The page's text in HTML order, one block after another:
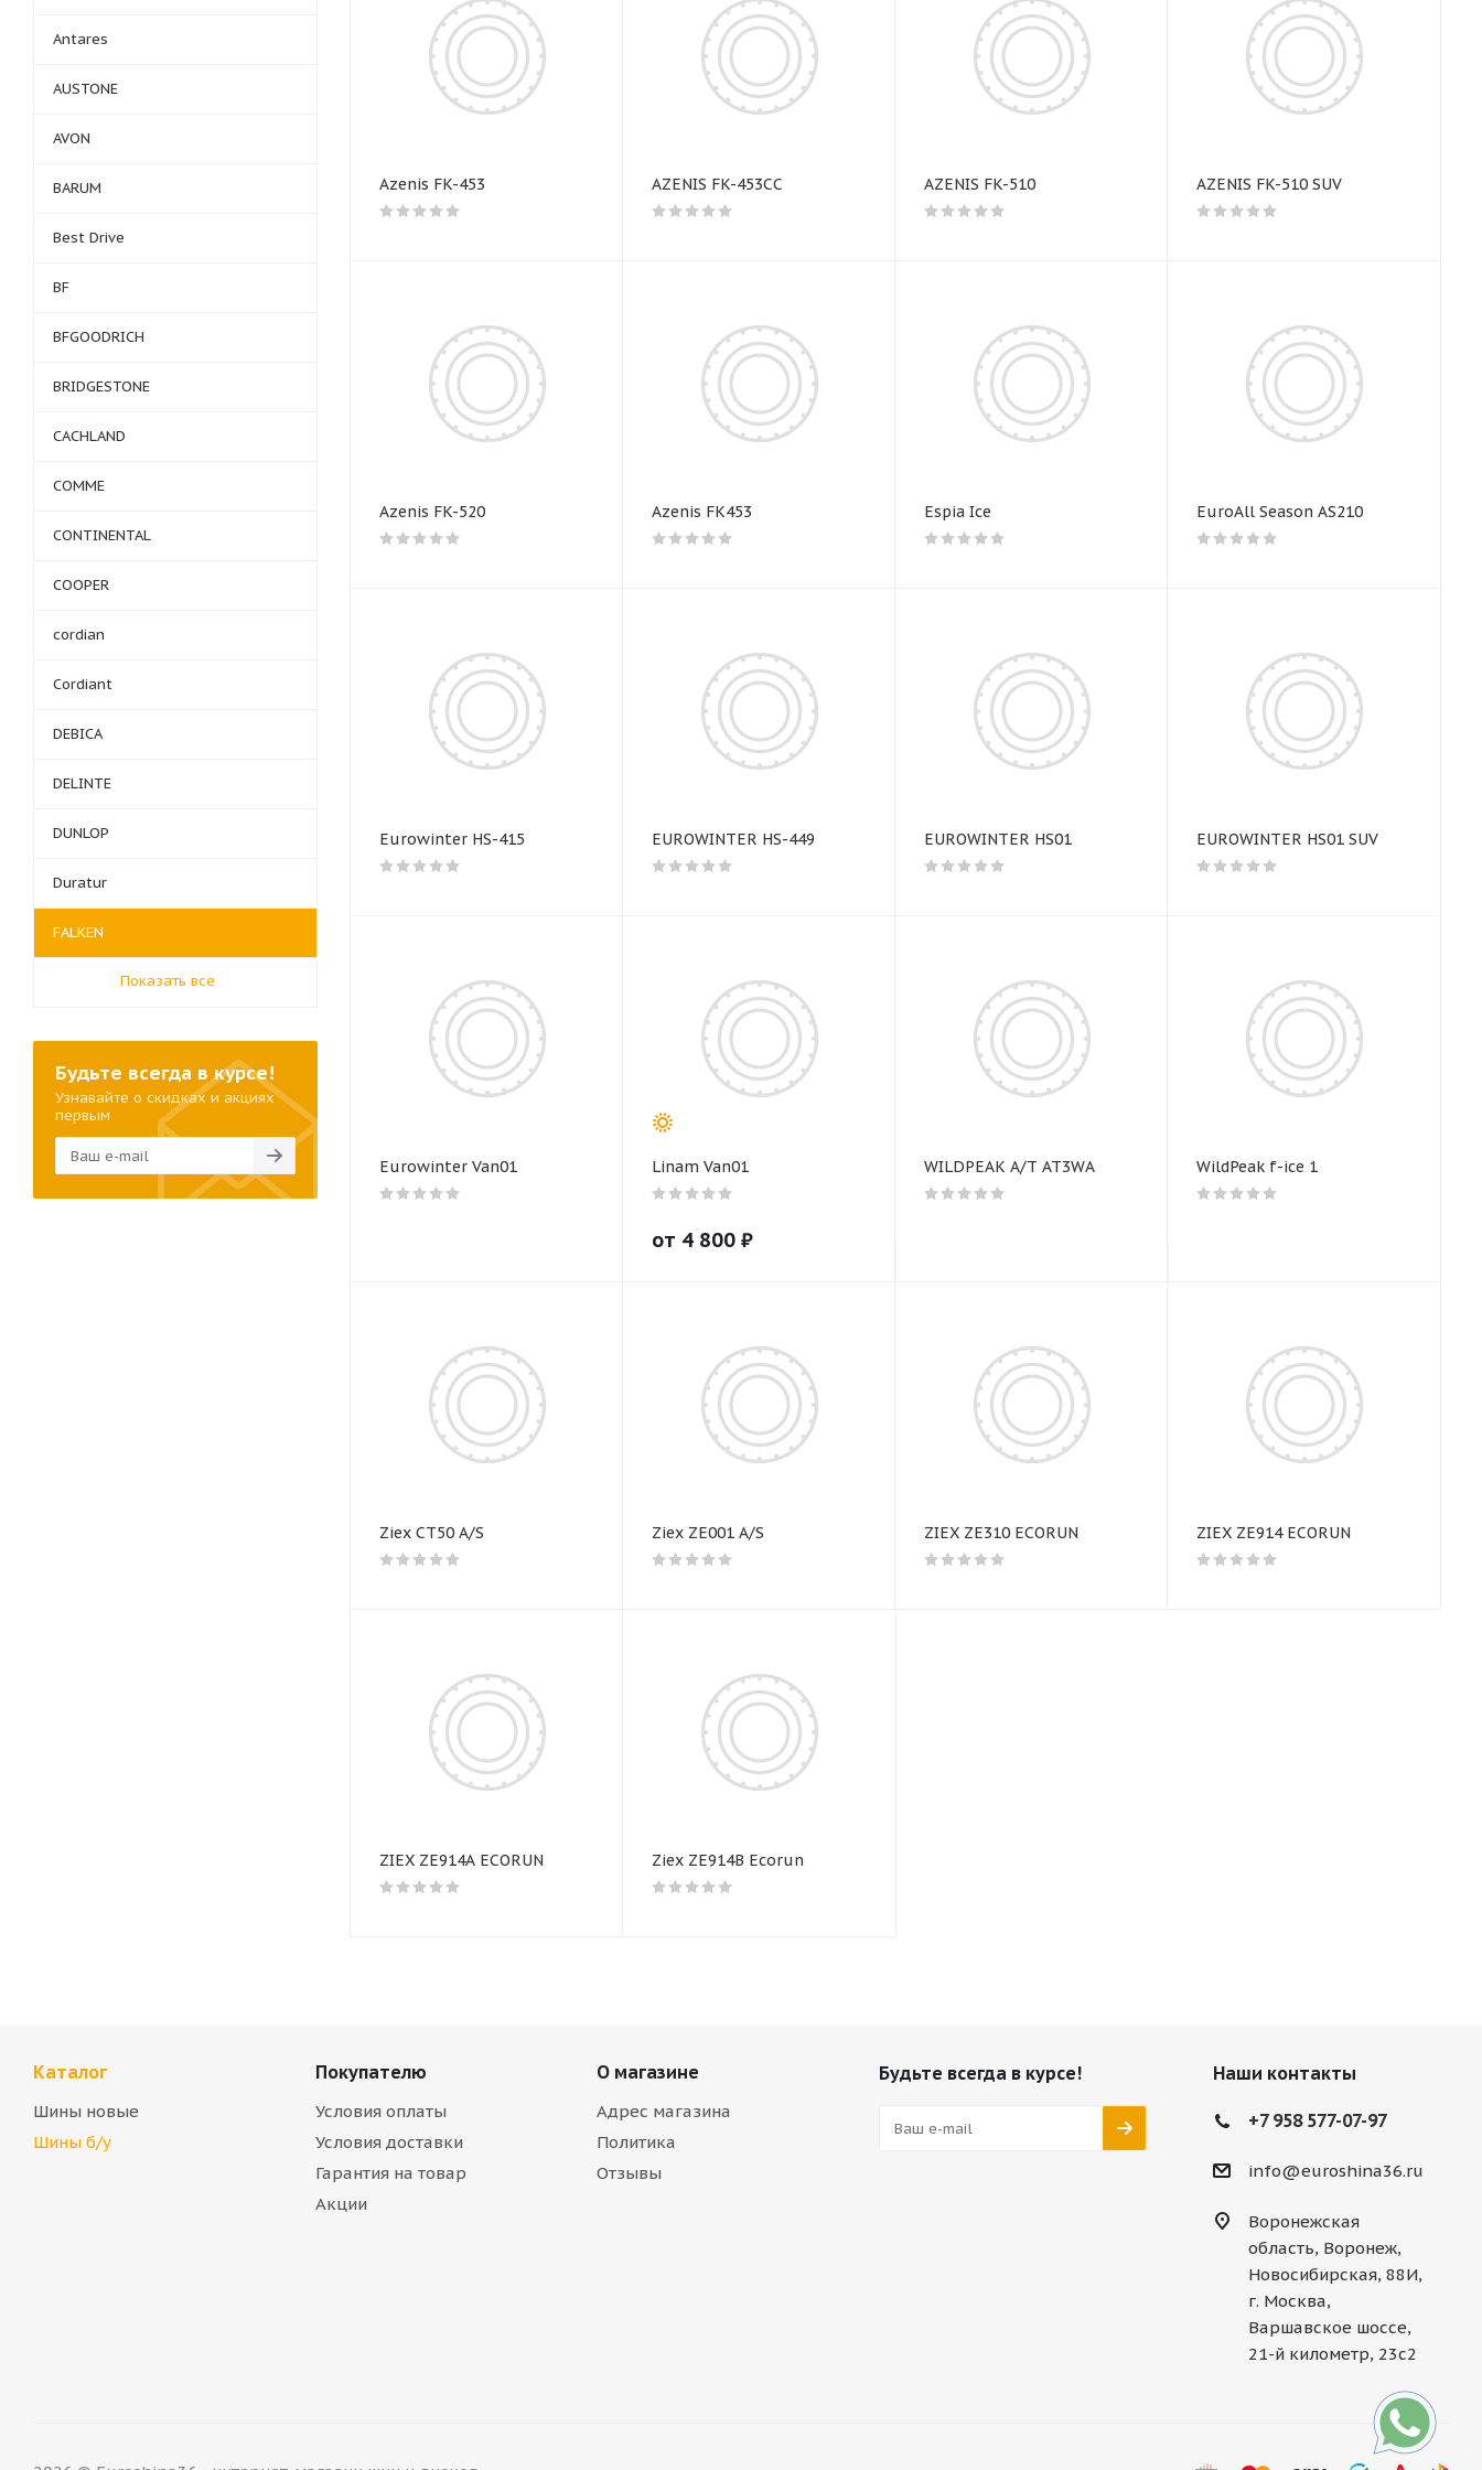
Azenis FK-453 AZENIS FK-453CC AZENIS FK-510 AZENIS FK-510 SUV
Azenis FK-520 Azenis FK453 Espia Ice EuroAll Season AS210
Eurowinter HS-415 EUROWINTER HS-449 EUROWINTER HS01 EUROWINTER HS01 SUV
Eurowinter Van01 Linam Van01
от 4 800 ₽
WILDPEAK A/T AT3WA WildPeak f-ice 1
Ziex CT50 A/S Ziex ZE001 A/S ZIEX ZE310 ECORUN ZIEX ZE914 ECORUN
ZIEX ZE914A ECORUN Ziex ZE914B Ecorun
Antares
AUSTONE
AVON
BARUM
Best Drive
BF
BFGOODRICH
BRIDGESTONE
CACHLAND
COMME
CONTINENTAL
COOPER
cordian
Cordiant
DEBICA
DELINTE
DUNLOP
Duratur
FALKEN
Показать все
Будьте всегда в курсе!
Узнавайте о скидках и акциях
первым
Каталог
Шины новые
Шины б/у
Покупателю
Условия оплаты
Условия доставки
Гарантия на товар
Акции
О магазине
Адрес магазина
Политика
Отзывы
Будьте всегда в курсе! Наши контакты
+7 958 577-07-97
info@euroshina36.ru
Воронежская
область, Воронеж,
Новосибирская, 88И,
г. Москва,
Варшавское шоссе,
21-й километр, 23с2